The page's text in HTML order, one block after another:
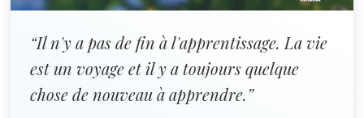
“Il n'y a pas de fin à l'apprentissage. La vie
est un voyage et il y a toujours quelque
chose de nouveau à apprendre.”